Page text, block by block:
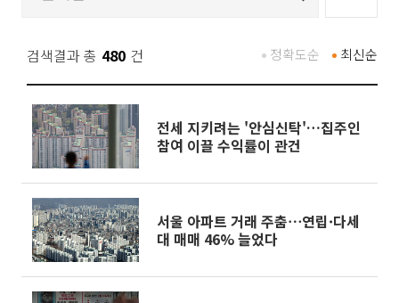
검색결과 총 480 건 최신순
정확도순
전세 지키려는 '안심신탁'…집주인
참여 이끌 수익률이 관건
서울 아파트 거래 주춤⋯연립·다세
대 매매 46% 늘었다